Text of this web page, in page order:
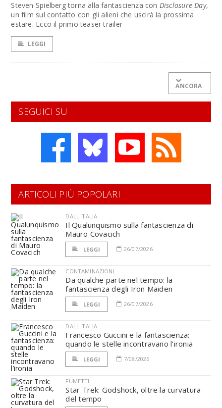
Steven Spielberg torna alla fantascienza con Disclosure Day,
un film sul contatto con gli alieni che uscirà la prossima
estare. Ecco il primo teaser trailer
LEGGI
ANCORA
SEGUICI SU
ARTICOLI PIÙ POPOLARI
DALL'ITALIA
Il Qualunquismo sulla fantascienza di
Mauro Covacich
LEGGI 26/07/2026
CONTAMINAZIONI
Da qualche parte nel tempo: la
fantascienza degli Iron Maiden
LEGGI 26/07/2026
DALL'ITALIA
Francesco Guccini e la fantascienza:
quando le stelle incontravano l’ironia
LEGGI 7/08/2026
FUMETTI
Star Trek: Godshock, oltre la curvatura
del tempo